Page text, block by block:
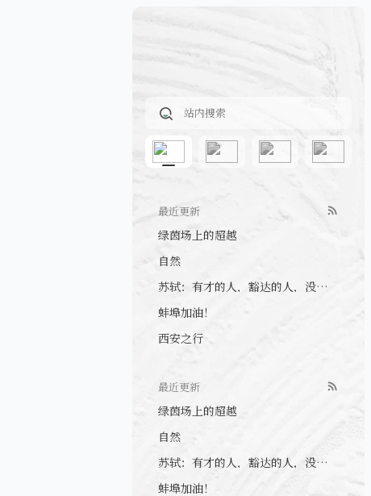
最近更新
绿茵场上的超越
自然
蚌埠加油！
西安之行
最近更新
绿茵场上的超越
自然
蚌埠加油！